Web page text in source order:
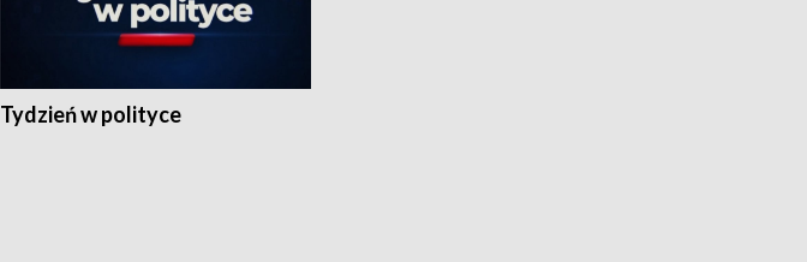
Tydzień w polityce